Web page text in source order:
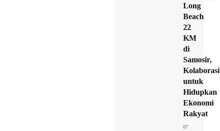
Long
Beach
22
KM
di
Samosir,
Kolaborasi
untuk
Hidupkan
Ekonomi
Rakyat
07